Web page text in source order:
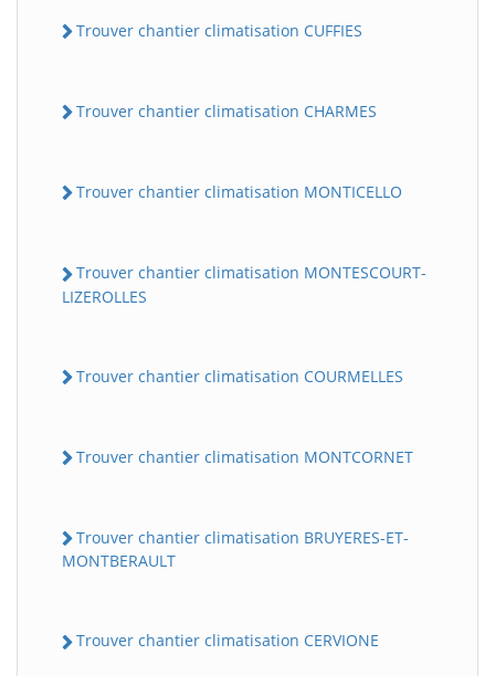
Trouver chantier climatisation CUFFIES
Trouver chantier climatisation CHARMES
Trouver chantier climatisation MONTICELLO
Trouver chantier climatisation MONTESCOURT-
LIZEROLLES
Trouver chantier climatisation COURMELLES
Trouver chantier climatisation MONTCORNET
Trouver chantier climatisation BRUYERES-ET-
MONTBERAULT
Trouver chantier climatisation CERVIONE